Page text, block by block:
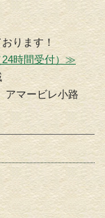
ります！
24時間受付）≫
アマービレ小路